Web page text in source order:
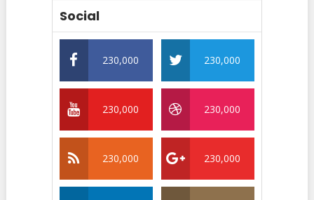
Social
230,000 230,000
230,000 230,000
230,000 230,000